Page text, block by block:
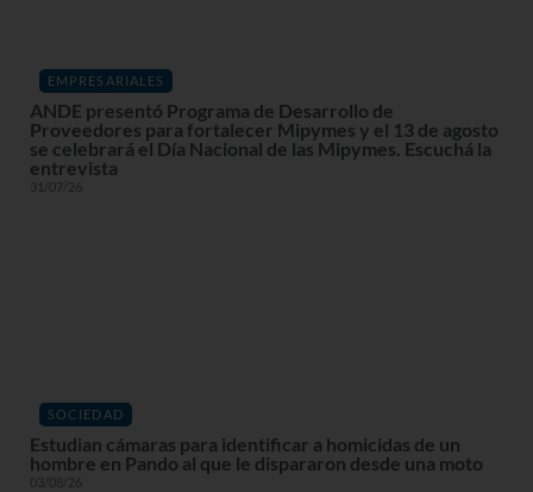
EMPRESARIALES
ANDE presentó Programa de Desarrollo de
Proveedores para fortalecer Mipymes y el 13 de agosto
se celebrará el Día Nacional de las Mipymes. Escuchá la
entrevista
31/07/26
SOCIEDAD
Estudian cámaras para identificar a homicidas de un
hombre en Pando al que le dispararon desde una moto
03/08/26